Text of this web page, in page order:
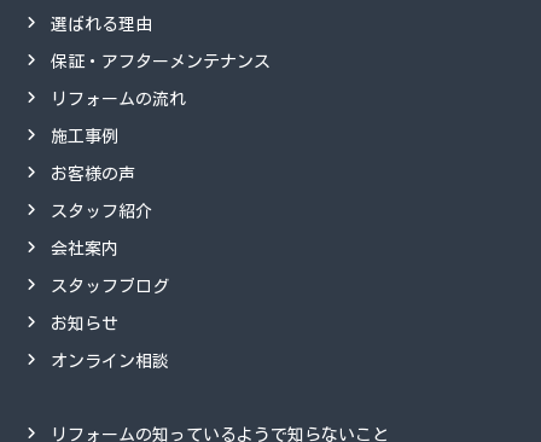
選ばれる理由
保証・アフターメンテナンス
リフォームの流れ
施工事例
お客様の声
スタッフ紹介
会社案内
スタッフブログ
お知らせ
オンライン相談
リフォームの知っているようで知らないこと